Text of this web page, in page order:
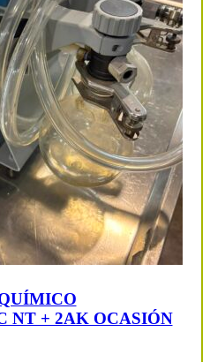
NT + 2AK OCASIÓN